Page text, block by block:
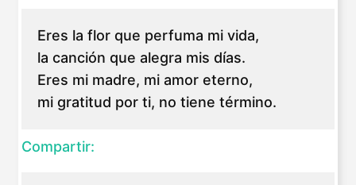
Eres la flor que perfuma mi vida,
la canción que alegra mis días.
Eres mi madre, mi amor eterno,
mi gratitud por ti, no tiene término.
Compartir: